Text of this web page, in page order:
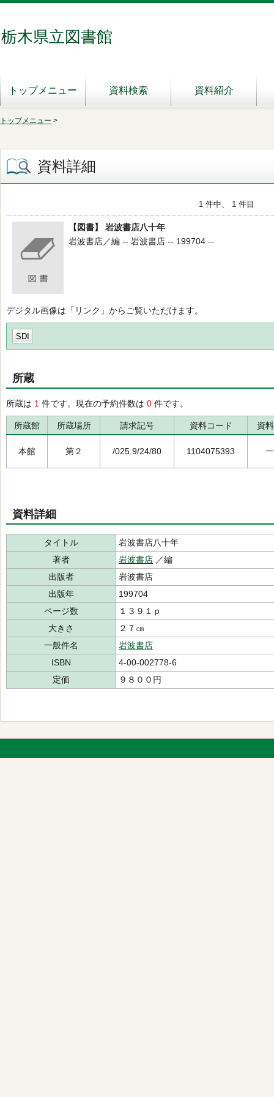
栃木県立図書館
トップメニュー 資料検索 資料紹介
トップメニュー >
資料詳細
1 件中、 1 件目
【図書】 岩波書店八十年
岩波書店／編 -- 岩波書店 -- 199704 --
デジタル画像は「リンク」からご覧いただけます。
SDI
所蔵
所蔵は 1 件です。現在の予約件数は 0 件です。
所蔵館 所蔵場所 請求記号 資料コード 資
本館 第２ /025.9/24/80 1104075393
資料詳細
タイトル
岩波書店八十年
著者
岩波書店 ／編
出版者
岩波書店
出版年
199704
ページ数
１３９１ｐ
大きさ
２７㎝
一般件名
岩波書店
ISBN
4-00-002778-6
定価
９８００円